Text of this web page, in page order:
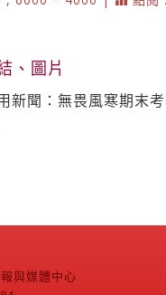
、圖片
新聞：無畏風寒期末
與媒體中心